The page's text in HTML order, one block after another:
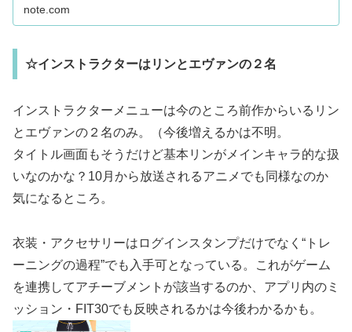
note.com
☆インストラクターはリンとエヴァンの２名
インストラクターメニューは今のところ前作からいるリン
とエヴァンの２名のみ。（今後増えるかは不明。
タイトル画面もそうだけど基本リンがメインキャラ的な扱
いなのかな？10月から放送されるアニメでも同様なのか
気になるところ。
衣装・アクセサリーはログインスタンプだけでなく“トレ
ーニングの過程”でも入手可となっている。これがゲーム
を連携してアチーブメントが該当するのか、アプリ内のミ
ッション・FIT30でも反映されるかは今後わかるかも。